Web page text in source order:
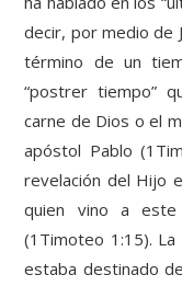
decir, por medio de
término de un
“postrer tiempo”
carne de Dios o el
apóstol Pablo
revelación del Hijo
quien vino a
(1Timoteo 1:15).
estaba destinado